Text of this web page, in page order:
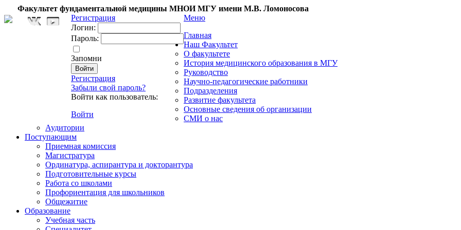
Факультет фундаментальной медицины МНОИ МГУ имени М.В. Ломоносова
Регистрация
Логин:
Пароль:
Запомни
Регистрация
Забыли свой пароль?
Войти как пользователь:
Войти
Меню
Главная
Наш Факультет
О факультете
История медицинского образования в МГУ
Руководство
Научно-педагогические работники
Подразделения
Развитие факультета
Основные сведения об организации
СМИ о нас
Аудитории
Поступающим
Приемная комиссия
Магистратура
Ординатура, аспирантура и докторантура
Подготовительные курсы
Работа со школами
Профориентация для школьников
Общежитие
Образование
Учебная часть